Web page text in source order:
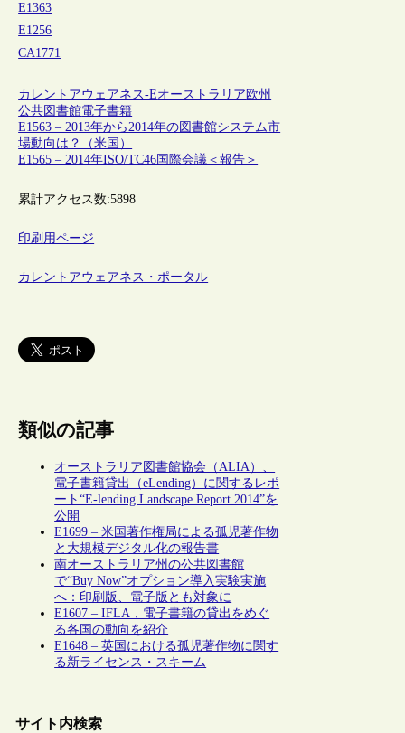
E1363
E1256
CA1771
カレントアウェアネス-Eオーストラリア欧州
公共図書館電子書籍
E1563 – 2013年から2014年の図書館システム市
場動向は？（米国）
E1565 – 2014年ISO/TC46国際会議＜報告＞
累計アクセス数:5898
印刷用ページ
カレントアウェアネス・ポータル
類似の記事
オーストラリア図書館協会（ALIA）、
電子書籍貸出（eLending）に関するレポ
ート“E-lending Landscape Report 2014”を
公開
E1699 – 米国著作権局による孤児著作物
と大規模デジタル化の報告書
南オーストラリア州の公共図書館
で“Buy Now”オプション導入実験実施
へ：印刷版、電子版とも対象に
E1607 – IFLA，電子書籍の貸出をめぐ
る各国の動向を紹介
E1648 – 英国における孤児著作物に関す
る新ライセンス・スキーム
サイト内検索